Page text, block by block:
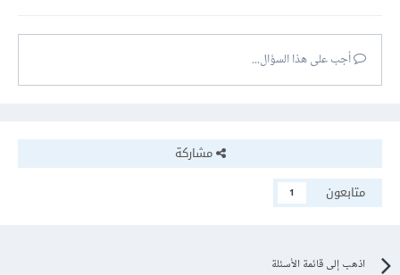
أجب على هذا السؤال...
مشاركة
متابعون
1
اذهب إلى قائمة الأسئلة